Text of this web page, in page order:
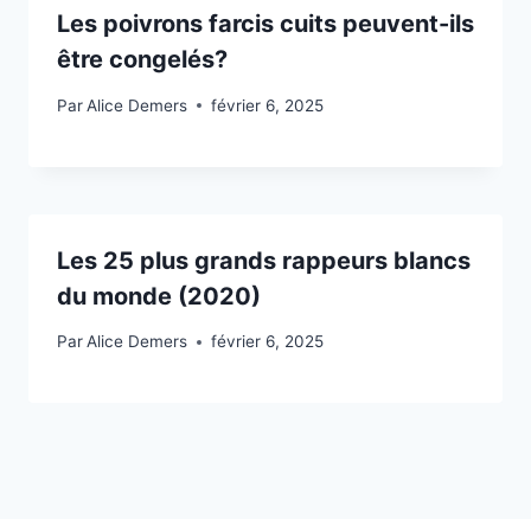
Les poivrons farcis cuits peuvent-ils
être congelés?
ParAlice Demers février 6, 2025
Les 25 plus grands rappeurs blancs
du monde (2020)
ParAlice Demers février 6, 2025